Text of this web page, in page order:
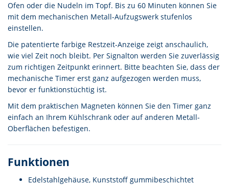
Ofen oder die Nudeln im Topf. Bis zu 60 Minuten können Sie
mit dem mechanischen Metall-Aufzugswerk stufenlos
einstellen.
Die patentierte farbige Restzeit-Anzeige zeigt anschaulich,
wie viel Zeit noch bleibt. Per Signalton werden Sie zuverlässig
zum richtigen Zeitpunkt erinnert. Bitte beachten Sie, dass der
mechanische Timer erst ganz aufgezogen werden muss,
bevor er funktionstüchtig ist.
Mit dem praktischen Magneten können Sie den Timer ganz
einfach an Ihrem Kühlschrank oder auf anderen Metall-
Oberflächen befestigen.
Funktionen
Edelstahlgehäuse, Kunststoff gummibeschichtet